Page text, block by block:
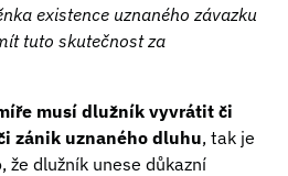
existence uznaného závazku
tuto skutečnost za
musí dlužník vyvrátit či
zánik uznaného dluhu, tak je
že dlužník unese důkazní